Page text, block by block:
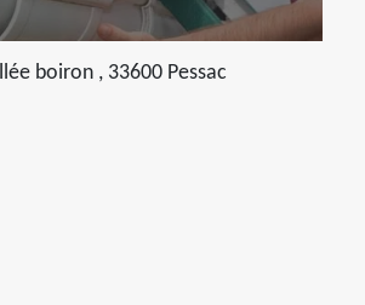
boiron , 33600 Pessac